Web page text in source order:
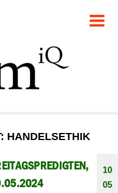
HANDELSETHIK
10
05